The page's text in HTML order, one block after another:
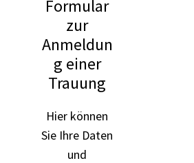
Formular
zur
Anmeldun
g einer
Trauung
Hier können
Sie Ihre Daten
und